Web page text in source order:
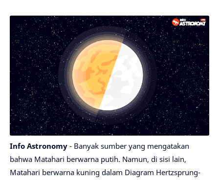
Info Astronomy - Banyak sumber yang mengatakan
bahwa Matahari berwarna putih. Namun, di sisi lain,
Matahari berwarna kuning dalam Diagram Hertzsprung-